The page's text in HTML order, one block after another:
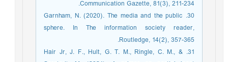
Communication Gazette, 81(3), 211-234.
30. Garnham, N. (2020). The media and the public
sphere. In The information society reader,
Routledge, 14(2), 357-365.
31. Hair Jr, J. F., Hult, G. T. M., Ringle, C. M., &